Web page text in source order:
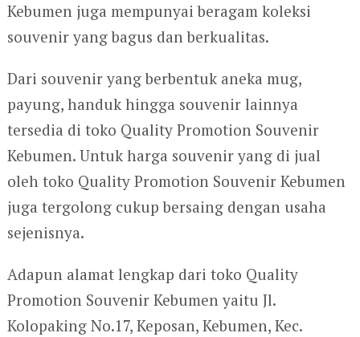
Kebumen juga mempunyai beragam koleksi
souvenir yang bagus dan berkualitas.
Dari souvenir yang berbentuk aneka mug,
payung, handuk hingga souvenir lainnya
tersedia di toko Quality Promotion Souvenir
Kebumen. Untuk harga souvenir yang di jual
oleh toko Quality Promotion Souvenir Kebumen
juga tergolong cukup bersaing dengan usaha
sejenisnya.
Adapun alamat lengkap dari toko Quality
Promotion Souvenir Kebumen yaitu Jl.
Kolopaking No.17, Keposan, Kebumen, Kec.